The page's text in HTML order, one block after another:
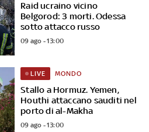
Raid ucraino vicino
Belgorod: 3 morti. Odessa
sotto attacco russo
09 ago - 13:00
Stallo a Hormuz. Yemen,
Houthi attaccano sauditi nel
porto di al-Makha
LIVE MONDO
09 ago - 13:00